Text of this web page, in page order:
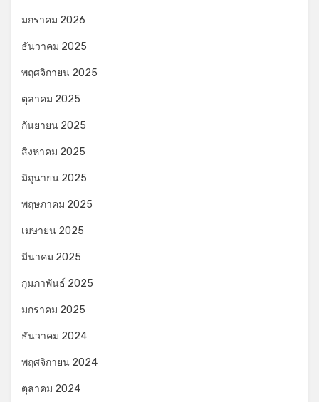
มกราคม 2026
ธันวาคม 2025
พฤศจิกายน 2025
ตุลาคม 2025
กันยายน 2025
สิงหาคม 2025
มิถุนายน 2025
พฤษภาคม 2025
เมษายน 2025
มีนาคม 2025
กุมภาพันธ์ 2025
มกราคม 2025
ธันวาคม 2024
พฤศจิกายน 2024
ตุลาคม 2024